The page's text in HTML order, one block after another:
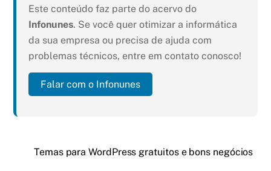
Este conteúdo faz parte do acervo do
Infonunes. Se você quer otimizar a informática
da sua empresa ou precisa de ajuda com
problemas técnicos, entre em contato conosco!
Falar com o Infonunes
Temas para WordPress gratuitos e bons negócios